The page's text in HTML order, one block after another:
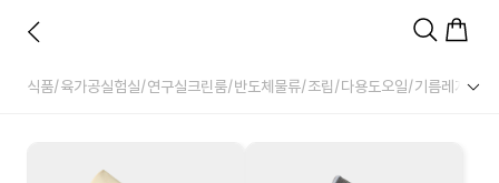
식품/육가공실험실/연구실크린룸/반도체 물류/조립/다용도오일/기름레저/아